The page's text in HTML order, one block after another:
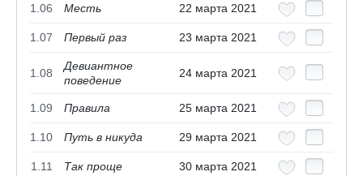
1.06 Месть 22 марта 2021
1.07 Первый раз 23 марта 2021
1.08
Девиантное
поведение
24 марта 2021
1.09 Правила 25 марта 2021
1.10 Путь в никуда 29 марта 2021
1.11 Так проще 30 марта 2021